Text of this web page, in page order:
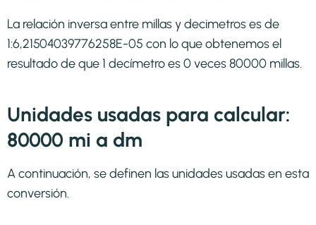
La relación inversa entre millas y decimetros es de
1:6,21504039776258E-05 con lo que obtenemos el
resultado de que 1 decímetro es 0 veces 80000 millas.
Unidades usadas para calcular:
80000 mi a dm
A continuación, se definen las unidades usadas en esta
conversión.